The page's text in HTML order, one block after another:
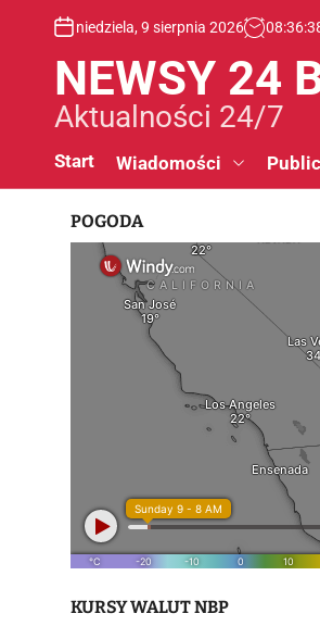
niedziela, 9 sierpnia 2026 08:36:
NEWSY 24
Aktualności 24/7
Start Wiadomości
POGODA
KURSY WALUT NBP